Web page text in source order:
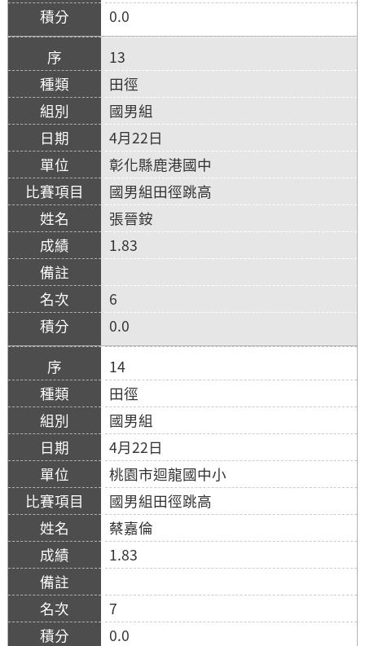
0.0
13
田徑
國男組
4月22日
彰化縣鹿港國中
國男組田徑跳高
張晉銨
1.83
6
0.0
14
田徑
國男組
4月22日
桃園市迴龍國中小
國男組田徑跳高
蔡嘉倫
1.83
7
0.0